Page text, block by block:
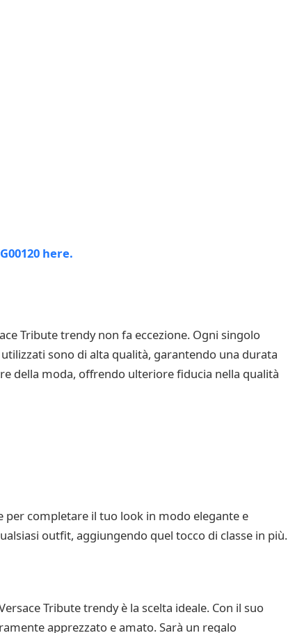
Tribute trendy non fa eccezione. Ogni singolo
sono di alta qualità, garantendo una durata
della moda, offrendo ulteriore fiducia nella qualità
per completare il tuo look in modo elegante e
outfit, aggiungendo quel tocco di classe in più.
Tribute trendy è la scelta ideale. Con il suo
apprezzato e amato. Sarà un regalo